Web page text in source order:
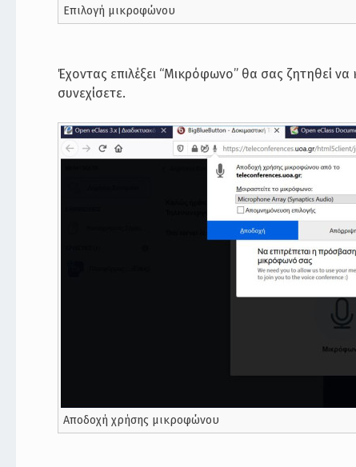
Επιλογή μικροφώνου
Έχοντας επιλέξει “Μικρόφωνο” θα σας ζητηθεί
συνεχίσετε.
Αποδοχή χρήσης μικροφώνου